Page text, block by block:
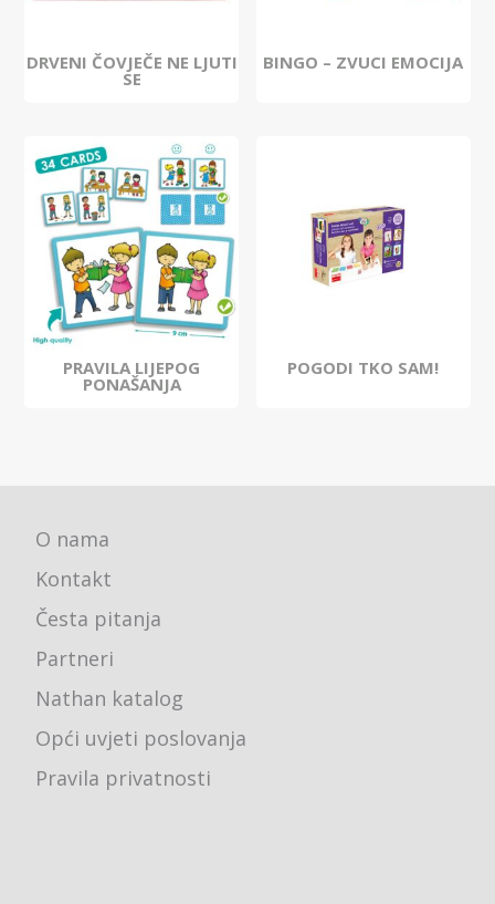
DRVENI ČOVJEČE NE LJUTI
SE
BINGO – ZVUCI EMOCIJA
PRAVILA LIJEPOG
PONAŠANJA
POGODI TKO SAM!
O nama
Kontakt
Česta pitanja
Partneri
Nathan katalog
Opći uvjeti poslovanja
Pravila privatnosti